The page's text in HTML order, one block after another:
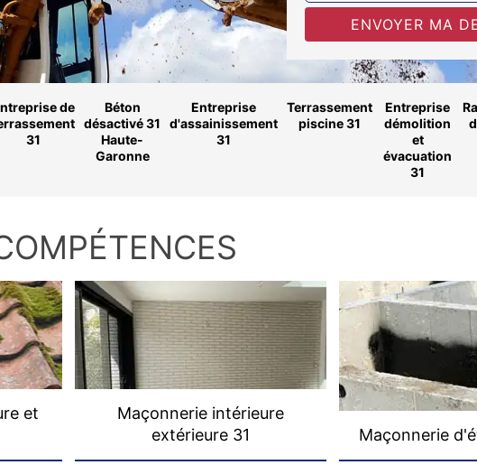
de
31
Béton
désactivé 31
Haute-
Garonne
Entreprise
d'assainissement
31
Terrassement
piscine 31
Entreprise
démolition
et
évacuation
31
et
Maçonnerie intérieure
extérieure 31
Maçonnerie